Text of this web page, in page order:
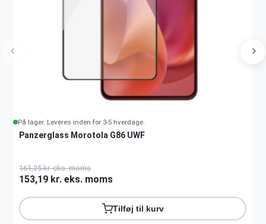
På lager. Leveres inden for 3-5 hverdage.
Panzerglass Morotola G86 UWF
161,25 kr. eks. moms
153,19 kr. eks. moms
Tilføj til kurv